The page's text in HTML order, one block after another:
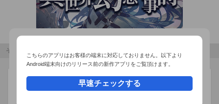
としています!
サービス規約：http://www.ea.com/terms-of-service
http://www.ea.com/privacy-policy
http://tos.ea.com/legalapp/mobileeula/US/en/GM/
その他のおすすめコンテンツ
アニモ 広告
こちらのアプリはお客様の端末に対応しておりません。以下より
Android端末向けのリリース前の新作アプリをご覧頂けます。
早速チェックする